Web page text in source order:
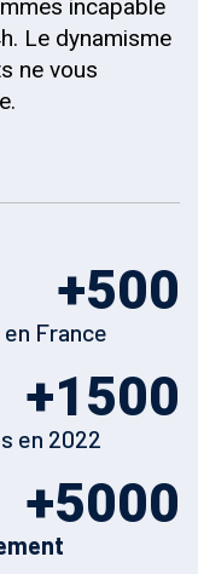
incapable
Le dynamisme
ne vous
500
+
en France
1500
+
en 2022
5000
+